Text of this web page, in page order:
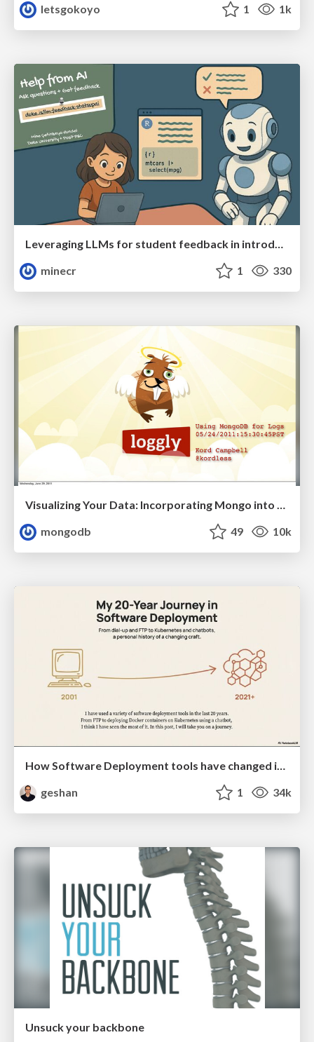
letsgokoyo
1 1k
minecr
1 330
Visualizing Your Data: Incorporating Mongo into Loggly Infrastructure
mongodb
49 10k
How Software Deployment tools have changed in the past 20 years
geshan
1 34k
Unsuck your backbone